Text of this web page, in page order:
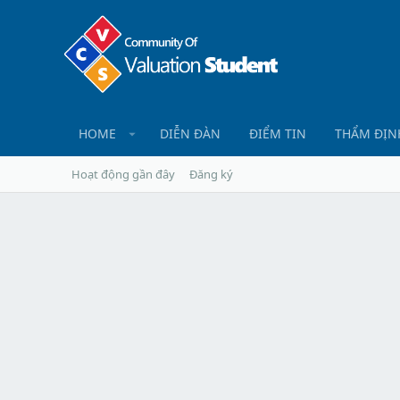
HOME DIỄN ĐÀN ĐIỂM TIN THẨM
Hoạt động gần đây Đăng ký